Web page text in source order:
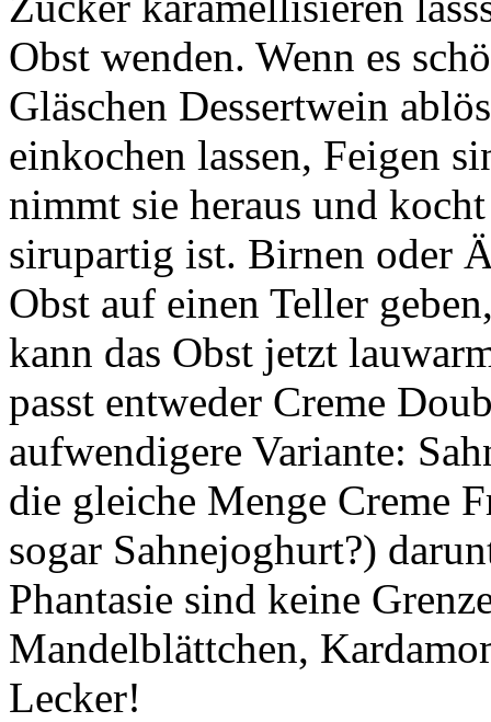
Obst wenden. Wenn es
Gläschen Dessertwein
einkochen lassen, Feigen
nimmt sie heraus und
sirupartig ist. Birnen oder
Obst auf einen Teller
kann das Obst jetzt
passt entweder Creme
aufwendigere Variante:
die gleiche Menge Creme
sogar Sahnejoghurt?)
Phantasie sind keine
Mandelblättchen,
Lecker!